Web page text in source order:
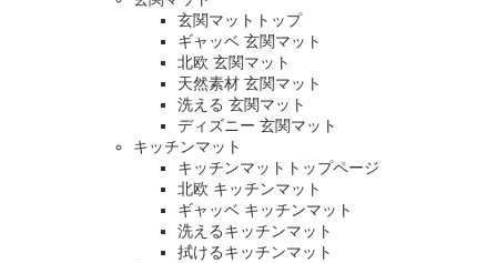
玄関マットトップ
ギャッベ 玄関マット
北欧 玄関マット
天然素材 玄関マット
洗える 玄関マット
ディズニー 玄関マット
キッチンマット
キッチンマットトップページ
北欧 キッチンマット
ギャッベ キッチンマット
洗えるキッチンマット
拭けるキッチンマット